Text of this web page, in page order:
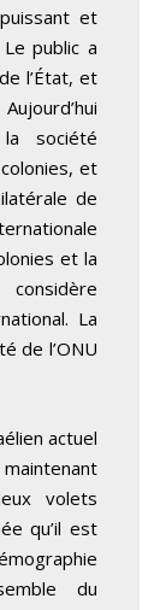
et
public a
l’État, et
société
et
de
et la
La
de l’ONU
actuel
volets
qu’il est
du